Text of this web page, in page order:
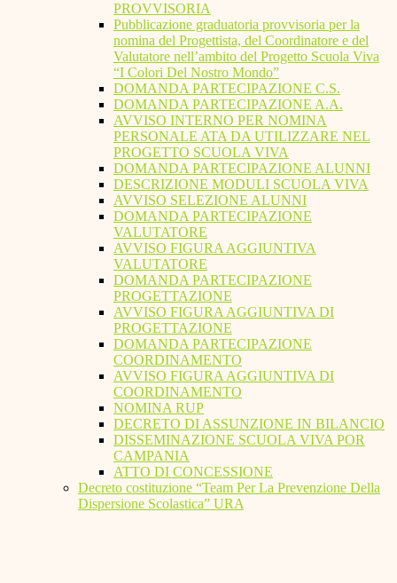
PROVVISORIA
Pubblicazione graduatoria provvisoria per la
nomina del Progettista, del Coordinatore e del
Valutatore nell’ambito del Progetto Scuola Viva
“I Colori Del Nostro Mondo”
DOMANDA PARTECIPAZIONE C.S.
DOMANDA PARTECIPAZIONE A.A.
AVVISO INTERNO PER NOMINA
PERSONALE ATA DA UTILIZZARE NEL
PROGETTO SCUOLA VIVA
DOMANDA PARTECIPAZIONE ALUNNI
DESCRIZIONE MODULI SCUOLA VIVA
AVVISO SELEZIONE ALUNNI
DOMANDA PARTECIPAZIONE
VALUTATORE
AVVISO FIGURA AGGIUNTIVA
VALUTATORE
DOMANDA PARTECIPAZIONE
PROGETTAZIONE
AVVISO FIGURA AGGIUNTIVA DI
PROGETTAZIONE
DOMANDA PARTECIPAZIONE
COORDINAMENTO
AVVISO FIGURA AGGIUNTIVA DI
COORDINAMENTO
NOMINA RUP
DECRETO DI ASSUNZIONE IN BILANCIO
DISSEMINAZIONE SCUOLA VIVA POR
CAMPANIA
ATTO DI CONCESSIONE
Decreto costituzione “Team Per La Prevenzione Della
Dispersione Scolastica” URA